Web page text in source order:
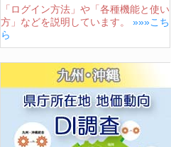
パスワード
「ログイン方法」や「各種機能と使い
方」などを説明しています。 »»»こち
ら